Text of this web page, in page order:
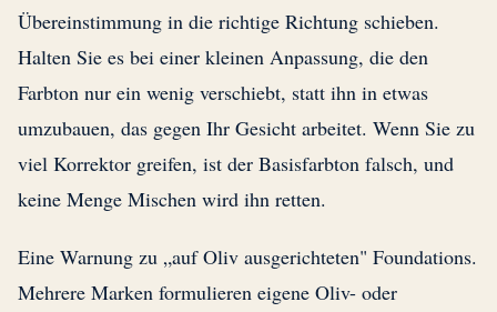
Übereinstimmung in die richtige Richtung schieben.
Halten Sie es bei einer kleinen Anpassung, die den
Farbton nur ein wenig verschiebt, statt ihn in etwas
umzubauen, das gegen Ihr Gesicht arbeitet. Wenn Sie zu
viel Korrektor greifen, ist der Basisfarbton falsch, und
keine Menge Mischen wird ihn retten.
Eine Warnung zu „auf Oliv ausgerichteten" Foundations.
Mehrere Marken formulieren eigene Oliv- oder